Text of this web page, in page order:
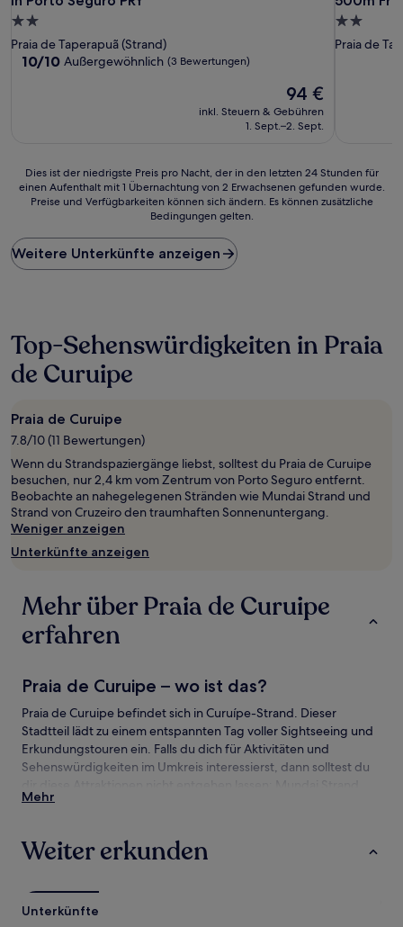
2.0-
Sterne-
Unterkunft
Praia de Taperapuã (Strand)
10.0
10/10 Außergewöhnlich (3 Bewertungen)
Der
Preis
beträgt
94 €
inkl. Steuern & Gebühren
1. Sept.–2. Sept.
2.0-
Sterne-
Praia de
Dies
ist
Preis
pro
Nacht,
letzten
24 Stunden
für
einen
mit
1 Übernachtung
von
2 Erwachsenen
gefunden
wurde.
Preise
und
Verfügbarkeiten
können
ändern.
können
zusätzliche
Dies ist der niedrigste Preis pro Nacht, der in den letzten 24 Stunden für
einen Aufenthalt mit 1 Übernachtung von 2 Erwachsenen gefunden wurde.
Preise und Verfügbarkeiten können sich ändern. Es können zusätzliche
Bedingungen gelten.
Weitere Unterkünfte anzeigen
Top-Sehenswürdigkeiten in Praia
de Curuipe
Praia de Curuipe
7.8/10 (11 Bewertungen)
Wenn du Strandspaziergänge liebst, solltest du Praia de Curuipe
besuchen, nur 2,4 km vom Zentrum von Porto Seguro entfernt.
Beobachte an nahegelegenen Stränden wie Mundai Strand und
Strand von Cruzeiro den traumhaften Sonnenuntergang.
Weniger anzeigen
Unterkünfte anzeigen
Mehr über Praia de Curuipe
erfahren
Praia de Curuipe – wo ist das?
Praia de Curuipe befindet sich in Curuípe-Strand. Dieser
Stadtteil lädt zu einem entspannten Tag voller Sightseeing und
Erkundungstouren ein. Falls du dich für Aktivitäten und
Sehenswürdigkeiten im Umkreis interessierst, dann solltest du
und Freizeitkomplex Toa Toa.
Sehenswürdigkeiten und Aktivitäten nahe
Praia de Curuipe
Sehenswürdigkeiten nahe Praia de Curuipe
Mehr
Weiter erkunden
Unterkünfte